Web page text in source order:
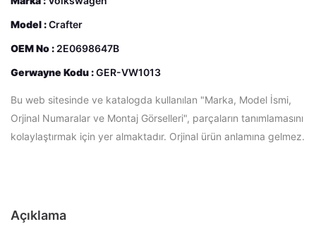
Model :Crafter
OEM No : 2E0698647B
Gerwayne Kodu :GER-VW1013
Bu web sitesinde ve katalogda kullanılan "Marka, Model İsmi,
Orjinal Numaralar ve Montaj Görselleri", parçaların tanımlamasını
kolaylaştırmak için yer almaktadır. Orjinal ürün anlamına gelmez.
Açıklama